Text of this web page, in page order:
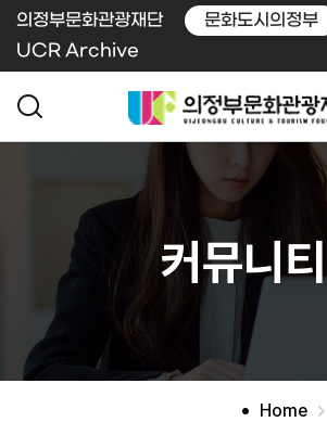
의정부문화관광재단
문화도시의정부
UCR Archive
커뮤니티
Home